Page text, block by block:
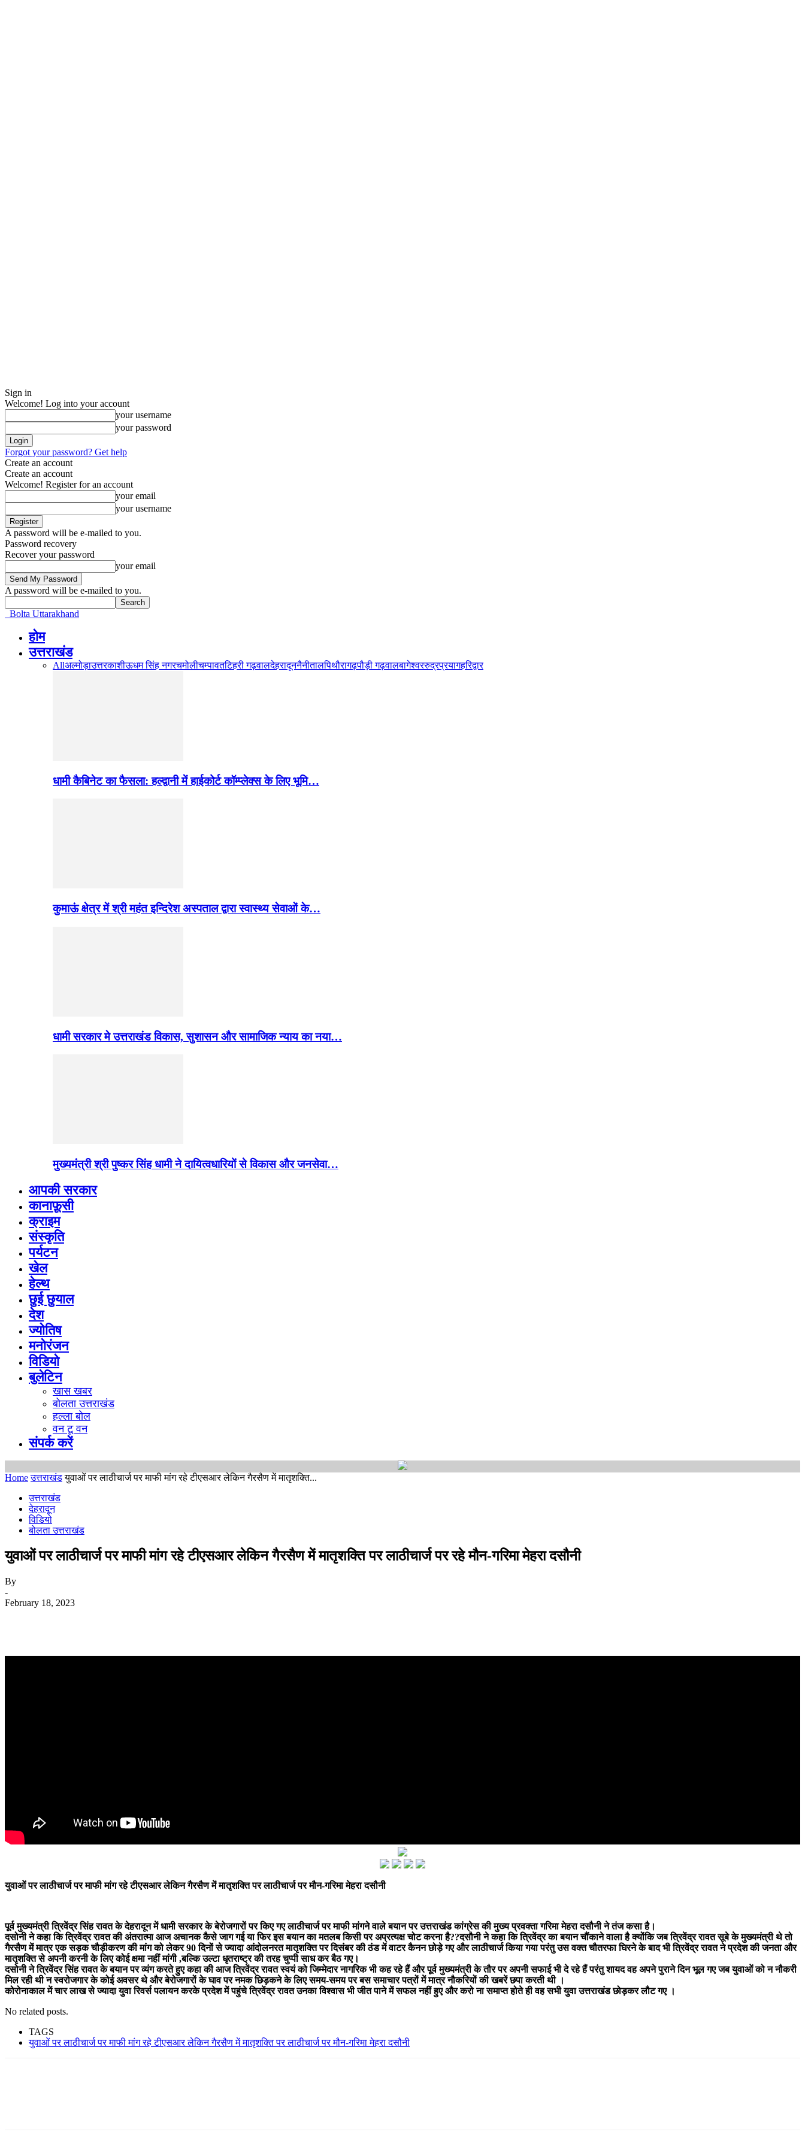
Sign in
Welcome! Log into your account
your username
your password
Forgot your password? Get help
Create an account
Create an account
Welcome! Register for an account
your email
your username
A password will be e-mailed to you.
Password recovery
Recover your password
your email
A password will be e-mailed to you.
Bolta Uttarakhand
होम
उत्तराखंड
Allअल्मोड़ाउत्तरकाशीऊधम सिंह नगरचमोलीचम्पावतटिहरी गढ़वालदेहरादूननैनीतालपिथौरागढ़पौड़ी गढ़वालबागेश्वररुद्रप्रयागहरिद्वार
धामी कैबिनेट का फैसला: हल्द्वानी में हाईकोर्ट कॉम्प्लेक्स के लिए भूमि…
कुमाऊं क्षेत्र में श्री महंत इन्दिरेश अस्पताल द्वारा स्वास्थ्य सेवाओं के…
धामी सरकार मे उत्तराखंड विकास, सुशासन और सामाजिक न्याय का नया…
मुख्यमंत्री श्री पुष्कर सिंह धामी ने दायित्वधारियों से विकास और जनसेवा…
आपकी सरकार
कानाफ़ूसी
क्राइम
संस्कृति
पर्यटन
खेल
हेल्थ
छुई छुयाल
देश
ज्योतिष
मनोरंजन
विडियो
बुलेटिन
खास खबर
बोलता उत्तराखंड
हल्ला बोल
वन टू वन
संपर्क करें
Home उत्तराखंड युवाओं पर लाठीचार्ज पर माफी मांग रहे टीएसआर लेकिन गैरसैण में मातृशक्ति...
उत्तराखंड
देहरादून
विडियो
बोलता उत्तराखंड
युवाओं पर लाठीचार्ज पर माफी मांग रहे टीएसआर लेकिन गैरसैण में मातृशक्ति पर लाठीचार्ज पर रहे मौन-गरिमा मेहरा दसौनी
By
-
February 18, 2023
युवाओं पर लाठीचार्ज पर माफी मांग रहे टीएसआर लेकिन गैरसैण में मातृशक्ति पर लाठीचार्ज पर मौन-गरिमा मेहरा दसौनी
पूर्व मुख्यमंत्री त्रिवेंद्र सिंह रावत के देहरादून में धामी सरकार के बेरोजगारों पर किए गए लाठीचार्ज पर माफी मांगने वाले बयान पर उत्तराखंड कांग्रेस की मुख्य प्रवक्ता गरिमा मेहरा दसौनी ने तंज कसा है।
दसोनी ने कहा कि त्रिवेंद्र रावत की अंतरात्मा आज अचानक कैसे जाग गई या फिर इस बयान का मतलब किसी पर अप्रत्यक्ष चोट करना है??दसौनी ने कहा कि त्रिवेंद्र का बयान चौंकाने वाला है क्योंकि जब त्रिवेंद्र रावत सूबे के मुख्यमंत्री थे तो
गैरसैण में मात्र एक सड़क चौड़ीकरण की मांग को लेकर 90 दिनों से ज्यादा आंदोलनरत मातृशक्ति पर दिसंबर की ठंड में वाटर कैनन छोड़े गए और लाठीचार्ज किया गया परंतु उस वक्त चौतरफा घिरने के बाद भी त्रिवेंद्र रावत ने प्रदेश की जनता और
मातृशक्ति से अपनी करनी के लिए कोई क्षमा नहीं मांगी ,बल्कि उल्टा धृतराष्ट्र की तरह चुप्पी साध कर बैठ गए।
दसोनी ने त्रिवेंद्र सिंह रावत के बयान पर व्यंग करते हुए कहा की आज त्रिवेंद्र रावत स्वयं को जिम्मेदार नागरिक भी कह रहे हैं और पूर्व मुख्यमंत्री के तौर पर अपनी सफाई भी दे रहे हैं परंतु शायद वह अपने पुराने दिन भूल गए जब युवाओं को न नौकरी
मिल रही थी न स्वरोजगार के कोई अवसर थे और बेरोजगारों के घाव पर नमक छिड़कने के लिए समय-समय पर बस समाचार पत्रों में मात्र नौकरियों की खबरें छपा करती थी ।
कोरोनाकाल में चार लाख से ज्यादा युवा रिवर्स पलायन करके प्रदेश में पहुंचे त्रिवेंद्र रावत उनका विश्वास भी जीत पाने में सफल नहीं हुए और करो ना समाप्त होते ही वह सभी युवा उत्तराखंड छोड़कर लौट गए ।
No related posts.
TAGS
युवाओं पर लाठीचार्ज पर माफी मांग रहे टीएसआर लेकिन गैरसैण में मातृशक्ति पर लाठीचार्ज पर मौन-गरिमा मेहरा दसौनी